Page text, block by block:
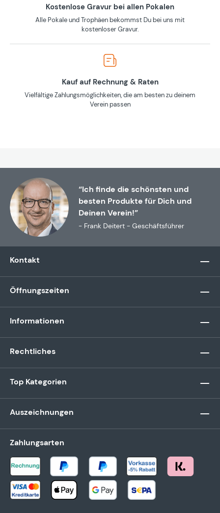
Kostenlose Gravur bei allen Pokalen
Alle Pokale und Trophäen bekommst Du bei uns mit
kostenloser Gravur.
Kauf auf Rechnung & Raten
Vielfältige Zahlungsmöglichkeiten, die am besten zu deinem
Verein passen
“Ich finde die schönsten und
besten Produkte für Dich und
Deinen Verein!”
- Frank Deitert - Geschäftsführer
Kontakt
Öffnungszeiten
Informationen
Rechtliches
Top Kategorien
Auszeichnungen
Zahlungsarten